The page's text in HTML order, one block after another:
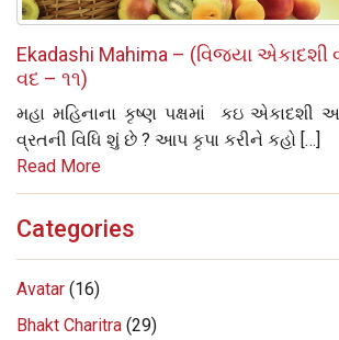
Ekadashi Mahima – (વિજયા એકાદશી
વદ – ૧૧)
મહા મહિનાના કૃષ્‍ણ પક્ષમાં કઇ
વ્રતની વિધિ શું છે ? આપ કૃપા કરીને કહો […]
Read More
Categories
Avatar (16)
Bhakt Charitra (29)